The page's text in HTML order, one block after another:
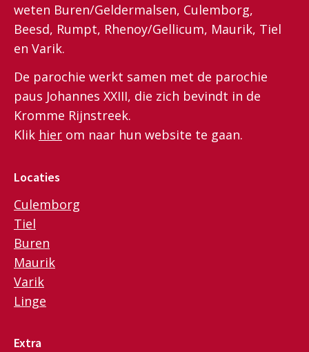
weten Buren/Geldermalsen, Culemborg,
Beesd, Rumpt, Rhenoy/Gellicum, Maurik, Tiel
en Varik.
De parochie werkt samen met de parochie
paus Johannes XXIII, die zich bevindt in de
Kromme Rijnstreek.
Klik hier om naar hun website te gaan.
Locaties
Culemborg
Tiel
Buren
Maurik
Varik
Linge
Extra